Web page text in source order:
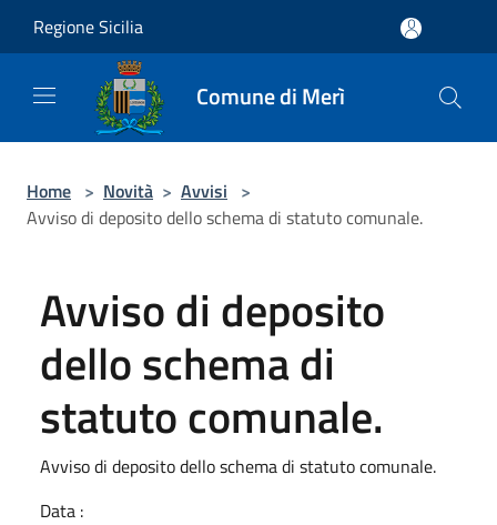
Regione Sicilia
Comune di Merì
Home > Novità > Avvisi >
Avviso di deposito dello schema di statuto comunale.
Avviso di deposito
dello schema di
statuto comunale.
Avviso di deposito dello schema di statuto comunale.
Data :